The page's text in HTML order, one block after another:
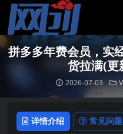
拼多多年费会员，实
货拉满(更
2026-07-03
详情介绍 常见问题